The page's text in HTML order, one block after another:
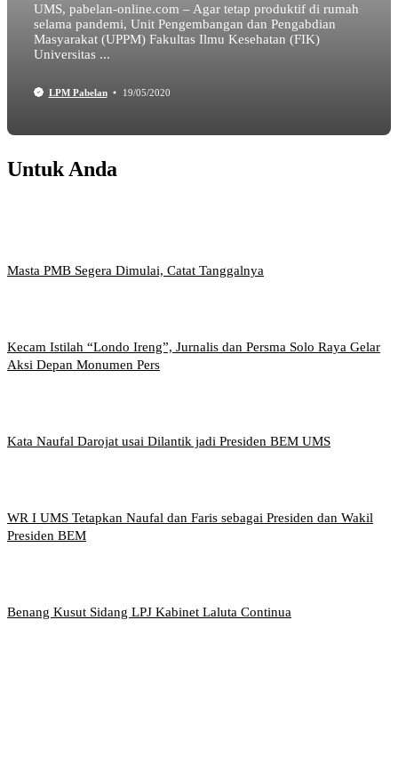
UMS, pabelan-online.com – Agar tetap produktif di rumah
selama pandemi, Unit Pengembangan dan Pengabdian
Masyarakat (UPPM) Fakultas Ilmu Kesehatan (FIK)
Universitas ...
LPM Pabelan 19/05/2020
Untuk Anda
Masta PMB Segera Dimulai, Catat Tanggalnya
Kecam Istilah “Londo Ireng”, Jurnalis dan Persma Solo Raya Gelar
Aksi Depan Monumen Pers
Kata Naufal Darojat usai Dilantik jadi Presiden BEM UMS
WR I UMS Tetapkan Naufal dan Faris sebagai Presiden dan Wakil
Presiden BEM
Benang Kusut Sidang LPJ Kabinet Laluta Continua